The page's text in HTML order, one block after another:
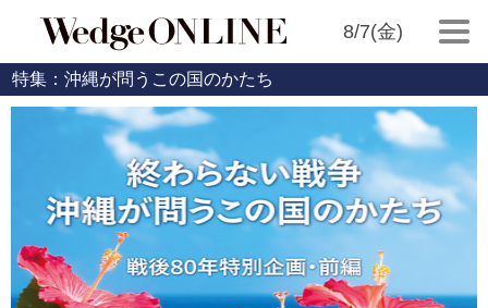
8/7(金)
特集：沖縄が問うこの国のかたち